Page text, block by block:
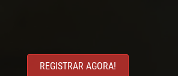
REGISTRAR AGORA!